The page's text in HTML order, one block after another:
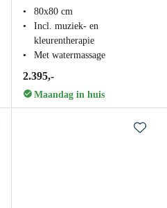
80x80 cm
Incl. muziek- en
kleurentherapie
Met watermassage
2.395,-
Maandag in huis